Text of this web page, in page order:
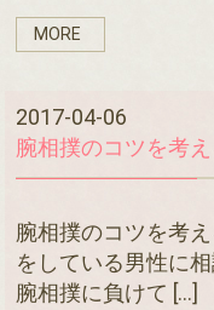
MORE
2017-04-06
腕相撲のコツを考え
腕相撲のコツを考
をしている男性に
腕相撲に負けて […]